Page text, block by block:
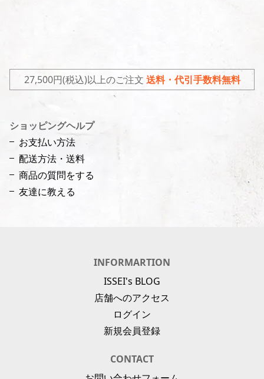
27,500円(税込)以上のご注文 送料・代引手数料無料
ショッピングヘルプ
お支払い方法
配送方法・送料
商品の質問をする
友達に教える
INFORMARTION
ISSEI's BLOG
店舗へのアクセス
ログイン
新規会員登録
CONTACT